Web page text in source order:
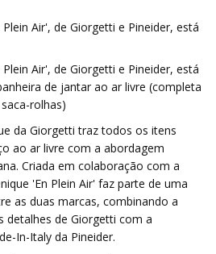
Air', de Giorgetti e Pineider, está
Air', de Giorgetti e Pineider, está
de jantar ao ar livre (completa
rolhas)
da Giorgetti traz todos os itens
ao ar livre com a abordagem
Criada em colaboração com a
'En Plein Air' faz parte de uma
as duas marcas, combinando a
detalhes de Giorgetti com a
In-Italy da Pineider.